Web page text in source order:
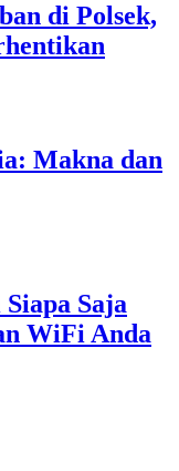
di Polsek,
Makna dan
Saja
WiFi Anda